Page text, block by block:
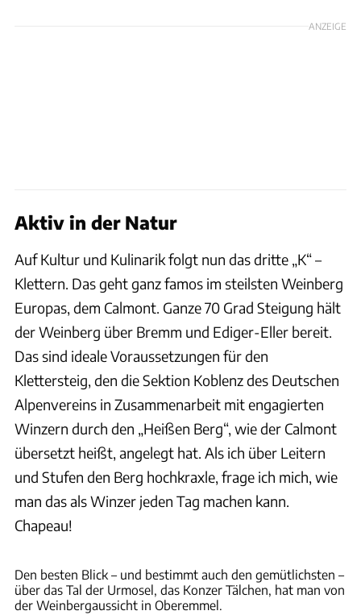
ANZEIGE
Aktiv in der Natur
Auf Kultur und Kulinarik folgt nun das dritte „K“ –
Klettern. Das geht ganz famos im steilsten Weinberg
Europas, dem Calmont. Ganze 70 Grad Steigung hält
der Weinberg über Bremm und Ediger-Eller bereit.
Das sind ideale Voraussetzungen für den
Klettersteig, den die Sektion Koblenz des Deutschen
Alpenvereins in Zusammenarbeit mit engagierten
Winzern durch den „Heißen Berg“, wie der Calmont
übersetzt heißt, angelegt hat. Als ich über Leitern
und Stufen den Berg hochkraxle, frage ich mich, wie
man das als Winzer jeden Tag machen kann.
Chapeau!
Den besten Blick – und bestimmt auch den gemütlichsten –
über das Tal der Urmosel, das Konzer Tälchen, hat man von
der Weinbergaussicht in Oberemmel.